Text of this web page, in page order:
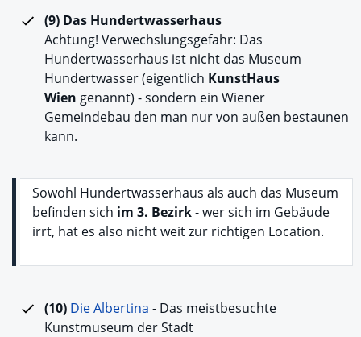
(9) Das Hundertwasserhaus
Achtung! Verwechslungsgefahr: Das
Hundertwasserhaus ist nicht das Museum
Hundertwasser (eigentlich KunstHaus
Wien genannt) - sondern ein Wiener
Gemeindebau den man nur von außen bestaunen
kann.
Sowohl Hundertwasserhaus als auch das Museum
befinden sich im 3. Bezirk- wer sich im Gebäude
irrt, hat es also nicht weit zur richtigen Location.
(10) Die Albertina - Das meistbesuchte
Kunstmuseum der Stadt